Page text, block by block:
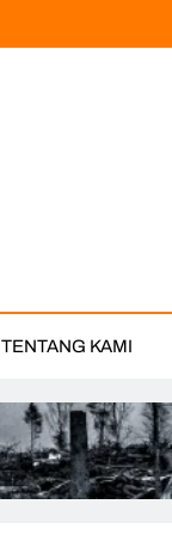
TENTANG KAMI